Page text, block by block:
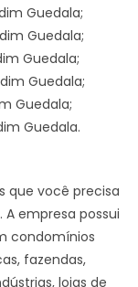
Guedala;
Guedala;
Guedala;
Guedala;
Guedala;
Guedala.
que você precisa
empresa possui
condomínios
fazendas,
lojas de